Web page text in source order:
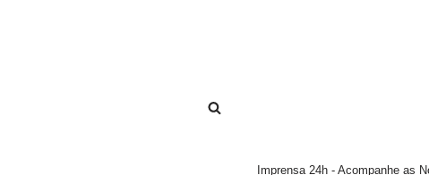
Imprensa 24h - Acompanhe as